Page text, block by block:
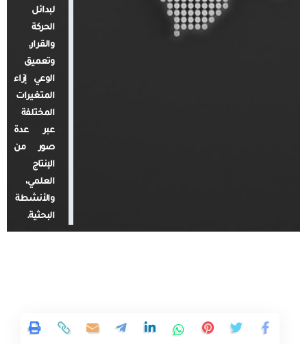
لبدائل
الحركة
والقرار.
وتعميق
الوعي إزاء
المتغيرات
المختلفة
عبر عدة
صور من
الإنتاج
العلمي،
والأنشطة
البحثية.